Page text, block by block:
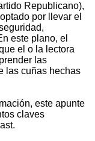
Republicano),
por llevar el
este plano, el
el o la lectora
las
las cuñas hechas
este apunte
claves